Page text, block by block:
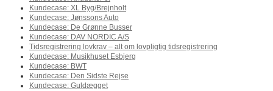
Kundecase: XL Byg/Brejnholt
Kundecase: Jønssons Auto
Kundecase: De Grønne Busser
Kundecase: DAV NORDIC A/S
Tidsregistrering lovkrav – alt om lovpligtig tidsregistrering
Kundecase: Musikhuset Esbjerg
Kundecase: BWT
Kundecase: Den Sidste Rejse
Kundecase: Guldægget